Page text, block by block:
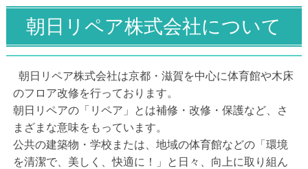
朝日リペア株式会社について
朝日リペア株式会社は京都・滋賀を中心に体育館や木床
のフロア改修を行っております。
朝日リペアの「リペア」とは補修・改修・保護など、さ
まざまな意味をもっています。
公共の建築物・学校または、地域の体育館などの「環境
を清潔で、美しく、快適に！」と日々、向上に取り組ん